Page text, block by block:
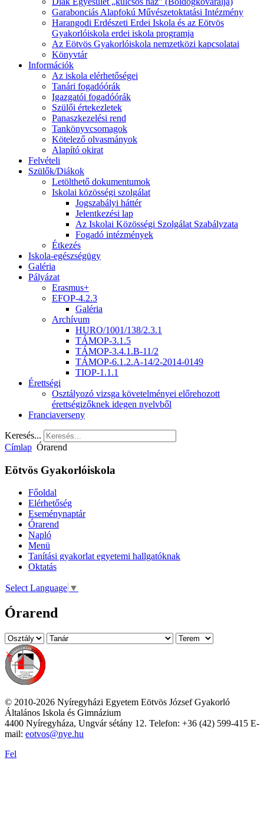
Garabonciás Alapfokú Művészetoktatási Intézmény
Harangodi Erdészeti Erdei Iskola és az Eötvös
Gyakorlóiskola erdei iskola programja
Az Eötvös Gyakorlóiskola nemzetközi kapcsolatai
Könyvtár
Információk
Az iskola elérhetőségei
Tanári fogadóórák
Igazgatói fogadóórák
Szülői értekezletek
Panaszkezelési rend
Tankönyvcsomagok
Kötelező olvasmányok
Alapító okirat
Felvételi
Szülők/Diákok
Letölthető dokumentumok
Iskolai közösségi szolgálat
Jogszabályi háttér
Jelentkezési lap
Az Iskolai Közösségi Szolgálat Szabályzata
Fogadó intézmények
Étkezés
Iskola-egészségügy
Galéria
Pályázat
Erasmus+
EFOP-4.2.3
Galéria
Archívum
HURO/1001/138/2.3.1
TÁMOP-3.1.5
TÁMOP-3.4.1.B-11/2
TÁMOP-6.1.2.A-14/2-2014-0149
TIOP-1.1.1
Érettségi
Osztályozó vizsga követelményei előrehozott
érettségizőknek idegen nyelvből
Franciaverseny
Keresés...
Címlap Órarend
Eötvös Gyakorlóiskola
Főoldal
Elérhetőség
Eseménynaptár
Órarend
Napló
Menü
Tanítási gyakorlat egyetemi hallgatóknak
Oktatás
Select Language ▼
Órarend
© 2010-2026 Nyíregyházi Egyetem Eötvös József Gyakorló
Általános Iskola és Gimnázium
4400 Nyíregyháza, Ungvár sétány 12. Telefon: +36 (42) 599-415 E-
mail: eotvos@nye.hu
Fel